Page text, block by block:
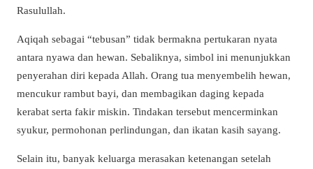
Rasulullah.
Aqiqah sebagai “tebusan” tidak bermakna pertukaran nyata
antara nyawa dan hewan. Sebaliknya, simbol ini menunjukkan
penyerahan diri kepada Allah. Orang tua menyembelih hewan,
mencukur rambut bayi, dan membagikan daging kepada
kerabat serta fakir miskin. Tindakan tersebut mencerminkan
syukur, permohonan perlindungan, dan ikatan kasih sayang.
Selain itu, banyak keluarga merasakan ketenangan setelah